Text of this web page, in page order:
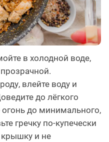
в холодной воде,
влейте воду и
до лёгкого
до минимального,
гречку по-купечески
и не